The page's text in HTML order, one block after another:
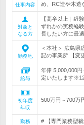
仕事内容
め、RC造や木造
対象と
なる方
【高卒以上｜経
ずれかの実務経
長したい方に最適
勤務地
＜本社＞ 広島県
記の事業所 【変
給与
年俸 5,000,000
定いたします
初年度
年収
500万円～700万
勤務
# 【専門業務型